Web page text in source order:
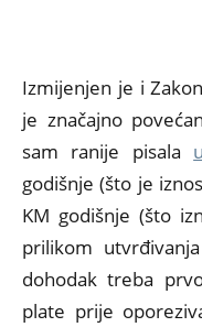
Izmijenjen je i
je značajno
sam ranije pisala
godišnje (što je
KM godišnje (što
prilikom
dohodak treba
plate prije